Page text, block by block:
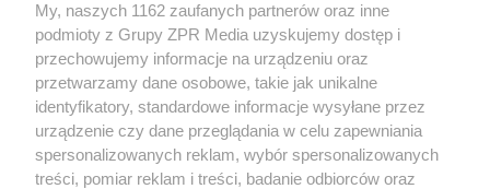
Żaden utwór zamieszczony w serwisie nie może być powielany i
rozpowszechniany lub dalej rozpowszechniany w jakikolwiek sposób (w
tym także elektroniczny lub mechaniczny) na jakimkolwiek polu
eksploatacji w jakiejkolwiek formie, włącznie z umieszczaniem w
Internecie bez pisemnej zgody właściciela praw. Jakiekolwiek użycie lub
wykorzystanie utworów w całości lub w części z naruszeniem prawa,
tzn. bez właściwej zgody, jest zabronione pod groźbą kary i może być
ścigane prawnie.
My, naszych 1162 zaufanych partnerów oraz inne
podmioty z Grupy ZPR Media uzyskujemy dostęp i
przechowujemy informacje na urządzeniu oraz
przetwarzamy dane osobowe, takie jak unikalne
identyfikatory, standardowe informacje wysyłane przez
urządzenie czy dane przeglądania w celu zapewniania
spersonalizowanych reklam, wybór spersonalizowanych
treści, pomiar reklam i treści, badanie odbiorców oraz